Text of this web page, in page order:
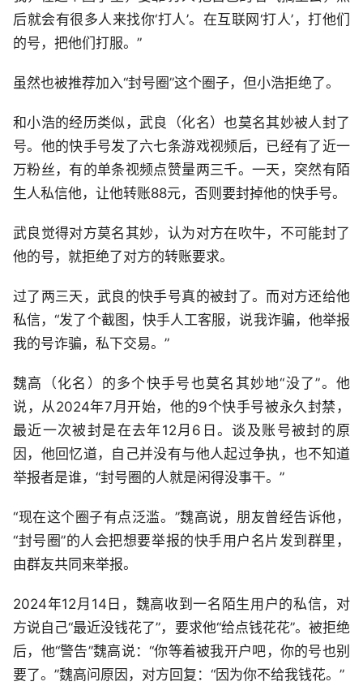
后就会有很多人来找你‘打人’。在互联网‘打人’，打他们
的号，把他们打服。”
虽然也被推荐加入“封号圈”这个圈子，但小浩拒绝了。
和小浩的经历类似，武良（化名）也莫名其妙被人封了
号。他的快手号发了六七条游戏视频后，已经有了近一
万粉丝，有的单条视频点赞量两三千。一天，突然有陌
生人私信他，让他转账88元，否则要封掉他的快手号。
武良觉得对方莫名其妙，认为对方在吹牛，不可能封了
他的号，就拒绝了对方的转账要求。
过了两三天，武良的快手号真的被封了。而对方还给他
私信，“发了个截图，快手人工客服，说我诈骗，他举报
我的号诈骗，私下交易。”
魏高（化名）的多个快手号也莫名其妙地“没了”。他
说，从2024年7月开始，他的9个快手号被永久封禁，
最近一次被封是在去年12月6日。谈及账号被封的原
因，他回忆道，自己并没有与他人起过争执，也不知道
举报者是谁，“封号圈的人就是闲得没事干。”
“现在这个圈子有点泛滥。”魏高说，朋友曾经告诉他，
“封号圈”的人会把想要举报的快手用户名片发到群里，
由群友共同来举报。
2024年12月14日，魏高收到一名陌生用户的私信，对
方说自己“最近没钱花了”，要求他“给点钱花花”。被拒绝
后，他“警告”魏高说：“你等着被我开户吧，你的号也别
要了。”魏高问原因，对方回复：“因为你不给我钱花。”